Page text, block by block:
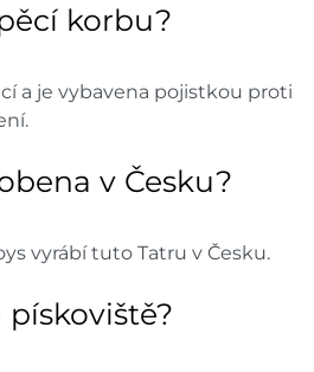
korbu?
a je vybavena pojistkou proti
v Česku?
vyrábí tuto Tatru v Česku.